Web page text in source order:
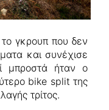
γκρουπ που δεν
και συνέχισε
μπροστά ήταν ο
bike split της
τρίτος.